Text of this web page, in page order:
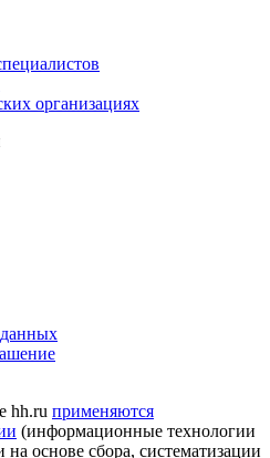
организациях
hh.ru применяются
(информационные технологии
основе сбора, систематизации